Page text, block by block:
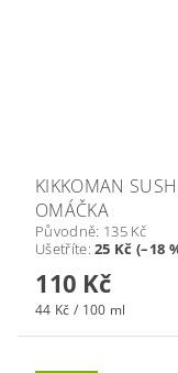
KIKKOMAN
OMÁČKA
Původně: 135 Kč
Ušetříte:25 Kč (–18
110 Kč
44 Kč / 100 ml